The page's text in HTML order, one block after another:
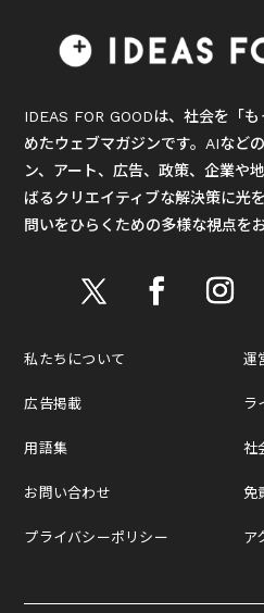
IDEAS FOR GOODは、社会を「
めたウェブマガジンです。AIなど
ン、アート、広告、政策、企業や
ばるクリエイティブな解決策に光
問いをひらくための多様な視点を
私たちについて
広告掲載
用語集
お問い合わせ
プライバシーポリシー
運
ラ
社
免
ア